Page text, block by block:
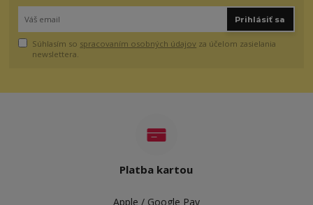
Prihlásiť sa
Súhlasím so spracovaním osobných údajov za účelom zasielania
newslettera.
Platba kartou
Apple / Google Pay